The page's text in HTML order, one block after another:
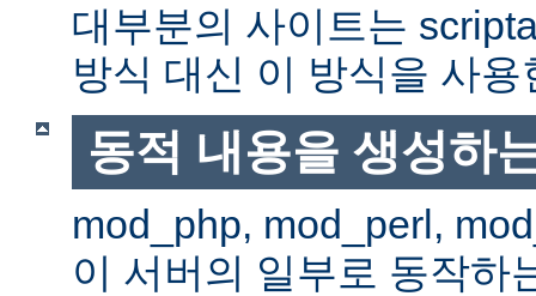
대부분의 사이트는
방식 대신 이 방식을 사용
동적 내용을 생성하
mod_php, mod_perl,
이 서버의 일부로 동작하